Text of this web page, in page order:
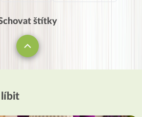
štítky
líbit